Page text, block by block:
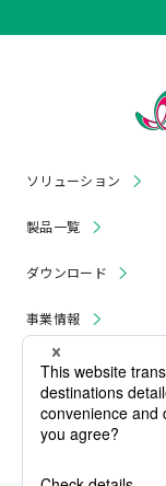
ソリューション
製品一覧
ダウンロード
事業情報
お知らせ
採用情報